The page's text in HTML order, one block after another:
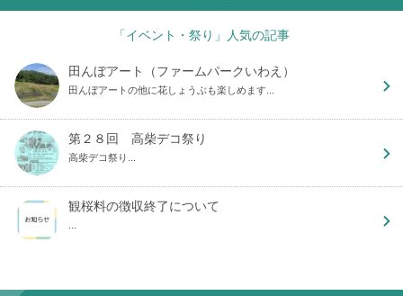
「イベント・祭り」人気の記事
田んぼアート（ファームパークいわえ）
田んぼアートの他に花しょうぶも楽しめます...
第２８回 高柴デコ祭り
高柴デコ祭り...
観桜料の徴収終了について